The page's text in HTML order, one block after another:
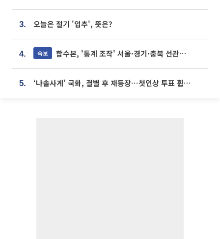
3. 오늘은 절기 '입추', 뜻은?
4. 속보 합수본, '통계 조작' 서울·경기·충북 선관위 등 추가 압수수색
5. ‘나솔사계’ 국화, 결별 후 재등장⋯첫인상 투표 휩쓸고 ‘인기녀’ 등극